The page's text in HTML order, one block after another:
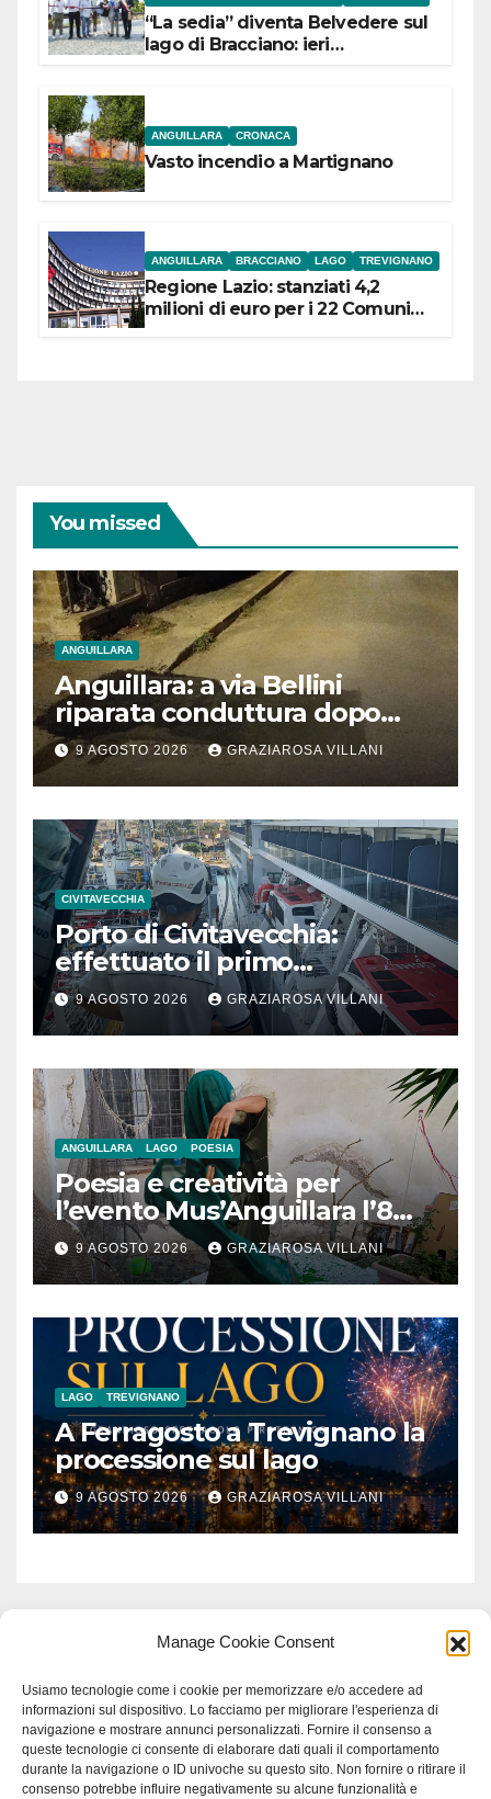
Manage Cookie Consent
Usiamo tecnologie come i cookie per memorizzare e/o accedere ad
informazioni sul dispositivo. Lo facciamo per migliorare l'esperienza di
navigazione e mostrare annunci personalizzati. Fornire il consenso a
queste tecnologie ci consente di elaborare dati quali il comportamento
durante la navigazione o ID univoche su questo sito. Non fornire o ritirare il
consenso potrebbe influire negativamente su alcune funzionalità e
“La sedia” diventa Belvedere sul
lago di Bracciano: ieri
ANGUILLARA CRONACA
Vasto incendio a Martignano
ANGUILLARA BRACCIANO LAGO TREVIGNANO
Regione Lazio: stanziati 4,2
milioni di euro per i 22 Comuni
You missed
ANGUILLARA
Anguillara: a via Bellini
riparata conduttura dopo
segnalazione IdD
9 AGOSTO 2026 GRAZIAROSA VILLANI
CIVITAVECCHIA
Porto di Civitavecchia:
effettuato il primo
rifornimento di GNL ad una
nave da crociera
9 AGOSTO 2026 GRAZIAROSA VILLANI
ANGUILLARA LAGO POESIA
Poesia e creatività per
l’evento Mus’Anguillara l’8
agosto 2026 al Museo
Contadino
9 AGOSTO 2026 GRAZIAROSA VILLANI
LAGO TREVIGNANO
A Ferragosto a Trevignano la
processione sul lago
9 AGOSTO 2026 GRAZIAROSA VILLANI